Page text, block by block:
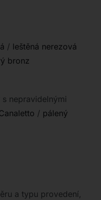
/ leštěná nerezová
bronz
nepravidelnými
/ pálený
a typu provedení,